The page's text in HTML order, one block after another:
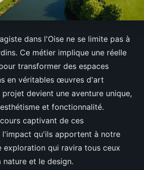
dans l'Oise ne se limite pas à
Ce métier implique une réelle
transformer des espaces
en véritables œuvres d'art
devient une aventure unique,
et fonctionnalité.
captivant de ces
l'impact qu'ils apportent à notre
exploration qui ravira tous ceux
nature et le design.